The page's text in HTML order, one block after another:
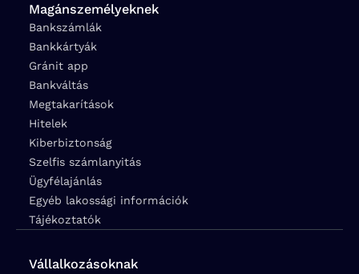
Magánszemélyeknek
Bankszámlák
Bankkártyák
Gránit app
Bankváltás
Megtakarítások
Hitelek
Kiberbiztonság
Szelfis számlanyitás
Ügyfélajánlás
Egyéb lakossági információk
Tájékoztatók
Vállalkozásoknak